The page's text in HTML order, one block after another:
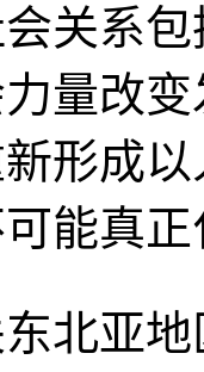
关系
量改
形成
能真
北亚